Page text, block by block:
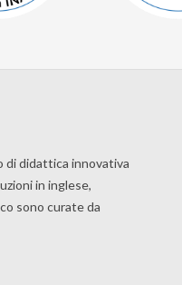
di didattica innovativa
in inglese,
sono curate da